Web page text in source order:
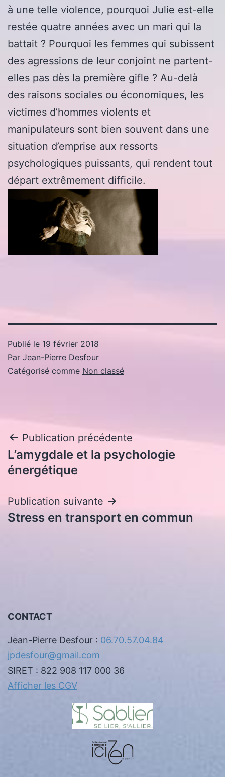
à une telle violence, pourquoi Julie est-elle
restée quatre années avec un mari qui la
battait ? Pourquoi les femmes qui subissent
des agressions de leur conjoint ne partent-
elles pas dès la première gifle ? Au-delà
des raisons sociales ou économiques, les
victimes d’hommes violents et
manipulateurs sont bien souvent dans une
situation d’emprise aux ressorts
psychologiques puissants, qui rendent tout
départ extrêmement difficile.
Publié le 19 février 2018
Par Jean-Pierre Desfour
Catégorisé comme Non classé
Navigation
de
Publication précédente
L’amygdale et la psychologie
énergétique
Publication suivante
Stress en transport en commun
CONTACT
Jean-Pierre Desfour : 06.70.57.04.84
jpdesfour@gmail.com
SIRET : 822 908 117 000 36
Afficher les CGV